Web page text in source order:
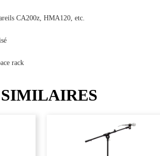
CA200z, HMA120, etc.
rack